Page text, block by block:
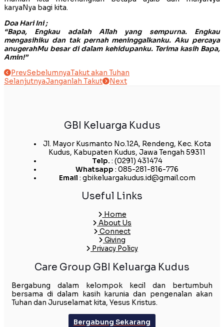
karyaNya bagi kita.
Doa Hari Ini ;
“Bapa, Engkau adalah Allah yang sempurna. Engkau
mengasihiku dan tak pernah meninggalkanku. Aku percaya
anugerahMu besar di dalam kehidupanku. Terima kasih Bapa,
Amin!”
PrevSebelumnyaTakut akan Tuhan
SelanjutnyaJanganlah Takut Next
GBI Keluarga Kudus
Jl. Mayor Kusmanto No.12A, Rendeng, Kec. Kota
Kudus, Kabupaten Kudus, Jawa Tengah 59311
Telp. : (0291) 431474
Whatsapp : 085-281-816-776
Email : gbikeluargakudus.id@gmail.com
Useful Links
Home
About Us
Connect
Giving
Privacy Policy
Care Group GBI Keluarga Kudus
Bergabung dalam kelompok kecil dan bertumbuh
bersama di dalam kasih karunia dan pengenalan akan
Tuhan dan Juruselamat kita, Yesus Kristus.
Bergabung Sekarang